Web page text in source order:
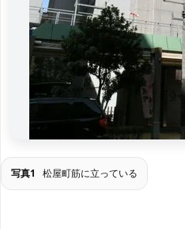
写真1 松屋町筋に立っている